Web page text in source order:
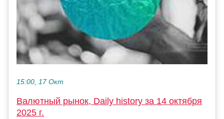
15:00, 17 Окт
Валютный рынок, Daily history за 14 октября
2025 г.